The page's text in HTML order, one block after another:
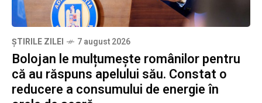
ȘTIRILE ZILEI 7 august 2026
Bolojan le mulțumește românilor pentru
că au răspuns apelului său. Constat o
reducere a consumului de energie în